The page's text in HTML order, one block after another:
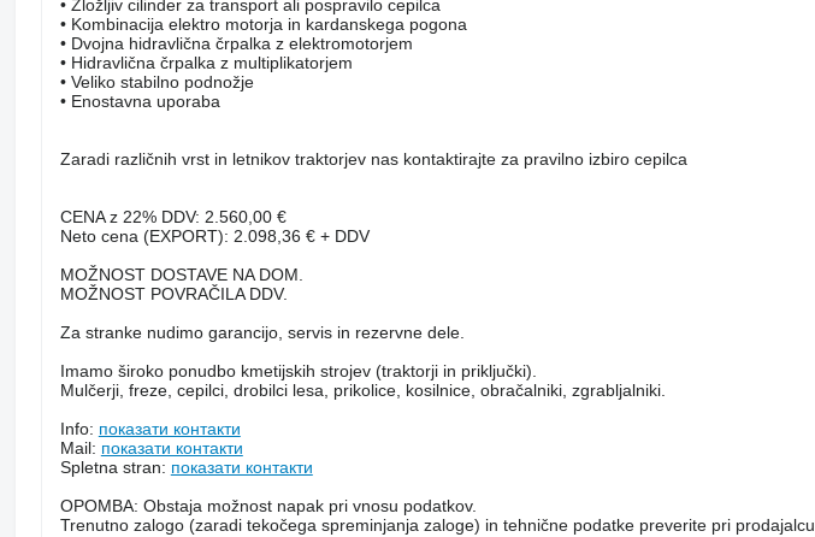
• Zložljiv cilinder za transport ali pospravilo cepilca
• Kombinacija elektro motorja in kardanskega pogona
• Dvojna hidravlična črpalka z elektromotorjem
• Hidravlična črpalka z multiplikatorjem
• Veliko stabilno podnožje
• Enostavna uporaba
Zaradi različnih vrst in letnikov traktorjev nas kontaktirajte za pravilno izbiro cepilca
CENA z 22% DDV: 2.560,00 €
Neto cena (EXPORT): 2.098,36 € + DDV
MOŽNOST DOSTAVE NA DOM.
MOŽNOST POVRAČILA DDV.
Za stranke nudimo garancijo, servis in rezervne dele.
Imamo široko ponudbo kmetijskih strojev (traktorji in priključki).
Mulčerji, freze, cepilci, drobilci lesa, prikolice, kosilnice, obračalniki, zgrabljalniki.
Info: показати контакти
Mail: показати контакти
Spletna stran: показати контакти
OPOMBA: Obstaja možnost napak pri vnosu podatkov.
Trenutno zalogo (zaradi tekočega spreminjanja zaloge) in tehnične podatke preverite pri prodajalcu.